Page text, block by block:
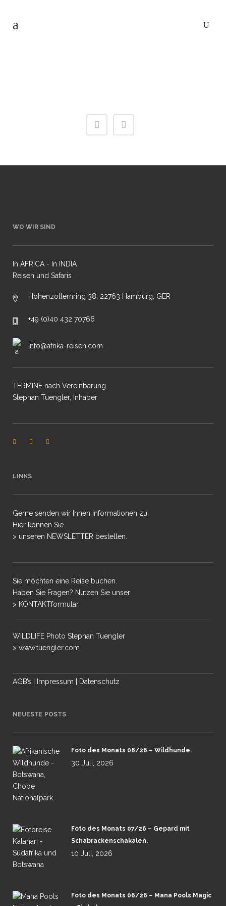
WO WIR SIND
In AFRICA - In INDIA
Reisen und Safaris
Hohenzollernring 38, 22763 Hamburg, GER
+49 (0)40 432 70766
info@afrika-reisen.com
TERMINE nach Vereinbarung
Stephan Tuengler, Inhaber
LINKS
Gerne senden wir Ihnen Informationen zu.
Hier können Sie
> unseren NEWSLETTER bestellen.
Sie möchten eine Reise buchen.
Haben Sie Fragen? Nutzen Sie unser
> KONTAKTformular.
WILDLIFE Photo Stephan Tuengler
> www.tuengler.com
AGB’s Impressum Datenschutz
NEUESTE POSTS
Foto des Monats 08/26 – Wildhunde.
30 Juli, 2026
Foto des Monats 07/26 – Gepard mit
Schabrackenschakalen.
10 Juli, 2026
Foto des Monats 06/26 – Mana Pools Magic